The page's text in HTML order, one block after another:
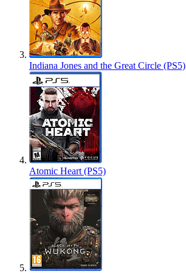
Indiana Jones and the Great Circle (PS5)
Atomic Heart (PS5)